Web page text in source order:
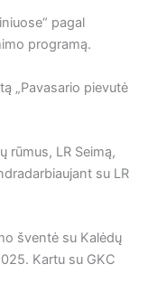
pagal
programą.
„Pavasario pievutė
rūmus, LR Seimą,
su LR
šventė su Kalėdų
Kartu su GKC